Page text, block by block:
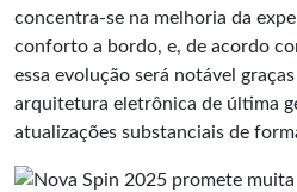
concentra-se na melhoria da
conforto a bordo, e, de acordo
essa evolução será notável
arquitetura eletrônica de última
atualizações substanciais de